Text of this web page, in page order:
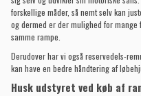
forskellige måder, så nemt selv kan
og dermed er der mulighed for
samme rampe.
Derudover har vi også reservedels-
kan have en bedre håndtering af
Husk udstyret ved køb af